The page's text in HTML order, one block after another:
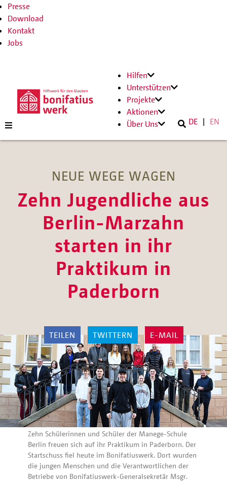
Presse
Download
Kontakt
Jobs
Hilfen
Unterstützen
Projekte
Aktionen
Über Uns
DE EN
NEUE WEGE WAGEN
Zehn Jugendliche aus
Berlin-Marzahn
starten in ihr
Praktikum in
Paderborn
TEILEN TWITTERN E-MAIL
Zehn Schülerinnen und Schüler der Manege-Schule
Berlin freuen sich auf ihr Praktikum in Paderborn. Der
Startschuss fiel heute im Bonifatiuswerk. Dort wurden
die jungen Menschen und die Verantwortlichen der
Betriebe von Bonifatiuswerk-Generalsekretär Msgr.